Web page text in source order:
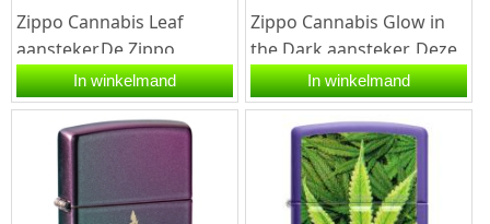
Zippo Cannabis Leaf
aansteker.De Zippo
Cannabis Leaf aansteker
heeft een hoogglans
brass afwerking...
In winkelmand
Zippo Cannabis Glow in
the Dark aansteker. Deze
Zippo aansteker is
afgwerkt met een Glow in
the...
In winkelmand